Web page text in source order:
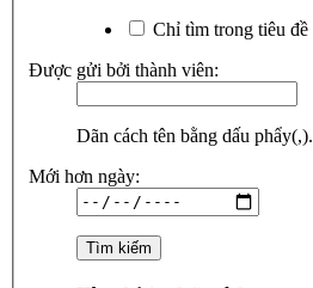
Chỉ tìm trong tiêu đề
Được gửi bởi thành viên:
Dãn cách tên bằng dấu phẩy(,).
Mới hơn ngày: